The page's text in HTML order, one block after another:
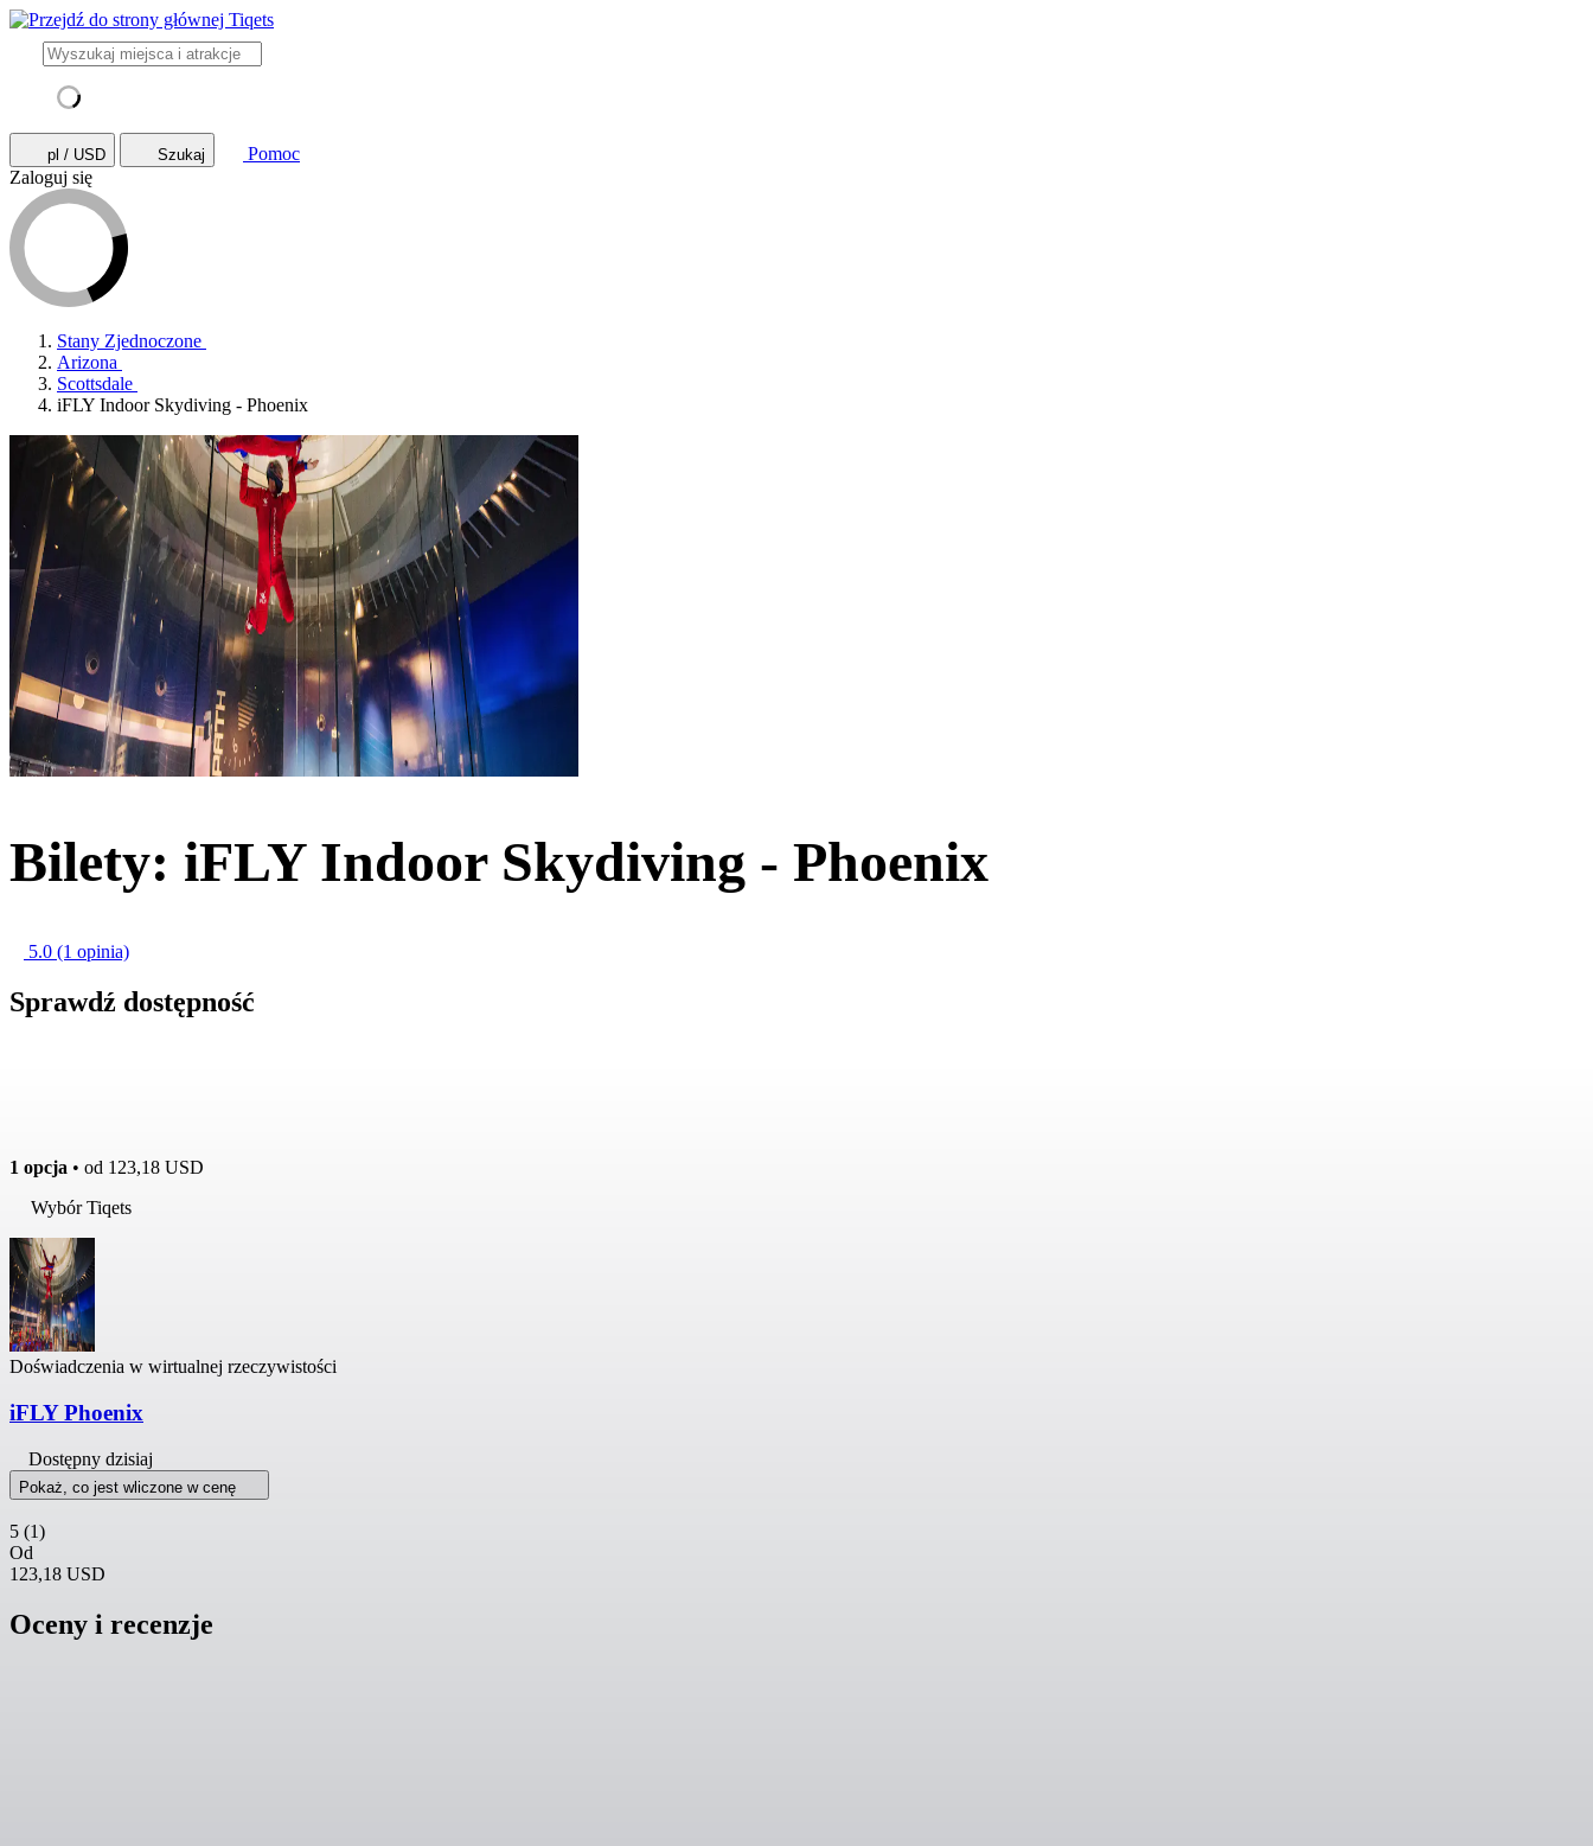
pl / USD Szukaj
Pomoc
Zaloguj się
Stany Zjednoczone
Arizona
Scottsdale
iFLY Indoor Skydiving - Phoenix
Bilety: iFLY Indoor Skydiving - Phoenix
5.0 (1 opinia)
Sprawdź dostępność
1 opcja • od 123,18 USD
Wybór Tiqets
Doświadczenia w wirtualnej rzeczywistości
iFLY Phoenix
Dostępny dzisiaj
Pokaż, co jest wliczone w cenę
5 (1)
Od
123,18 USD
Oceny i recenzje